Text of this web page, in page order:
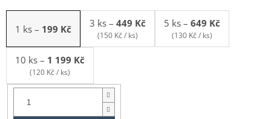
1 ks – 199 Kč 3 ks – 449 Kč
(150 Kč / ks)
5 ks – 649 Kč
(130 Kč / ks)
10 ks – 1 199 Kč
(120 Kč / ks)
Balení: